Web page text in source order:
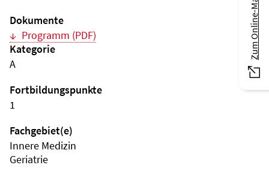
Dokumente
Programm (PDF)
Kategorie
A
Fortbildungspunkte
1
Fachgebiet(e)
Innere Medizin
Geriatrie
Zum Online-Magazin